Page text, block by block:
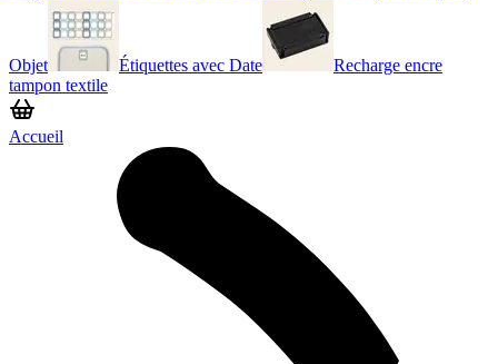
Objet Étiquettes avec Date
Recharge encre
tampon textile
Accueil